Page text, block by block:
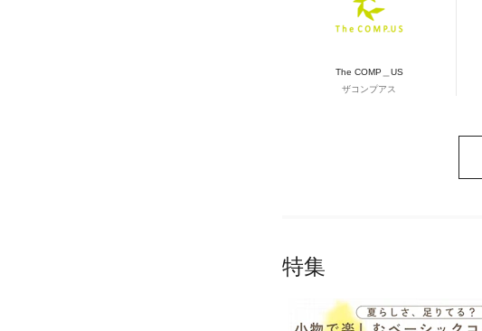
The COMP＿US
ザコンプアス
特集